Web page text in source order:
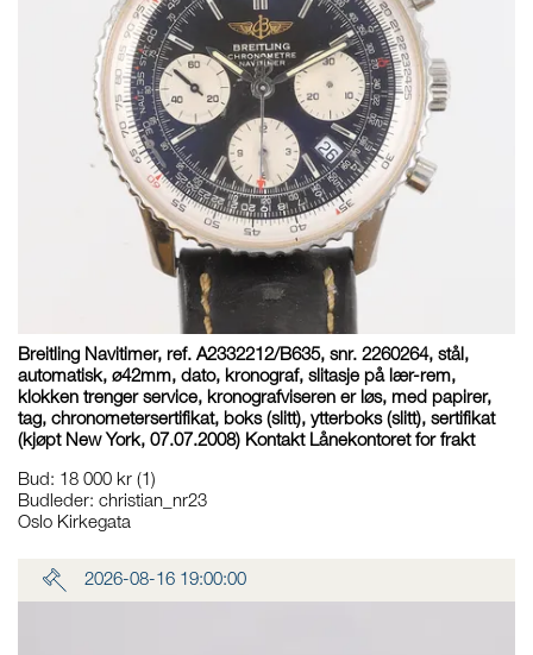
Breitling Navitimer, ref. A2332212/B635, snr. 2260264, stål,
automatisk, ø42mm, dato, kronograf, slitasje på lær-rem,
klokken trenger service, kronografviseren er løs, med papirer,
tag, chronometersertifikat, boks (slitt), ytterboks (slitt), sertifikat
(kjøpt New York, 07.07.2008) Kontakt Lånekontoret for frakt
Bud: 18 000 kr (1)
Budleder: christian_nr23
Oslo Kirkegata
2026-08-16 19:00:00